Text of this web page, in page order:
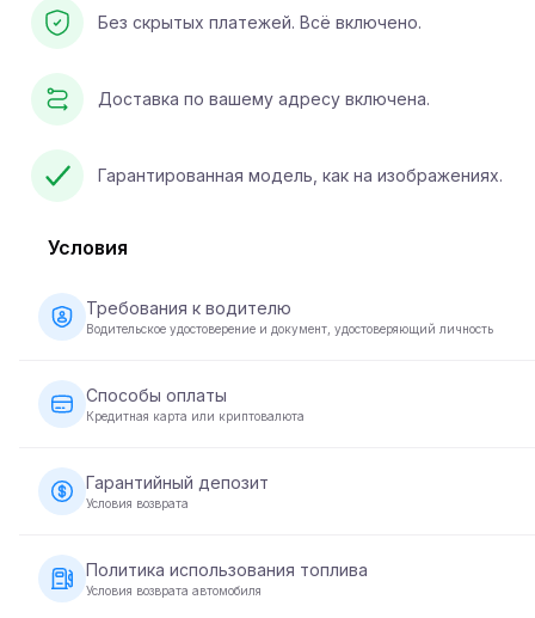
Без скрытых платежей. Всё включено.
Доставка по вашему адресу включена.
Гарантированная модель, как на изображениях.
Условия
Требования к водителю
Водительское удостоверение и документ, удостоверяющий личность
документ, удостоверяющий личность, для некоторых
автомобилей - не менее 2 лет водительского стажа.
Способы оплаты
Кредитная карта или криптовалюта
кредитной карты или криптовалюты. При бронировании
производится в полном размере для подтверждения
брони.
Гарантийный депозит
Условия возврата
гарантийного депозита. Сумма депозита зависит от
и возвращается в течение 5-10 рабочих дней после
автомобиля в надлежащем состоянии.
Политика использования топлива
Условия возврата автомобиля